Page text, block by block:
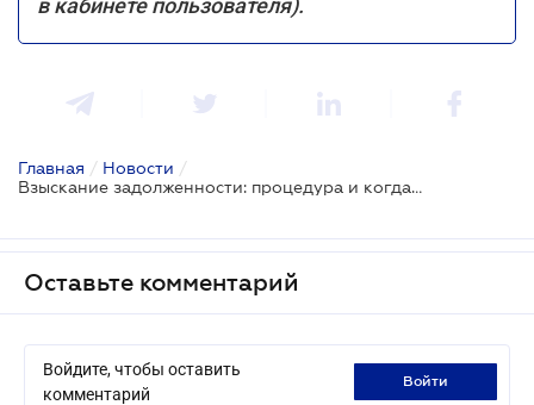
Главная / Новости /
Взыскание задолженности: процедура и когда имущество взыскать нельзя
Оставьте комментарий
Войдите, чтобы оставить
комментарий
войти